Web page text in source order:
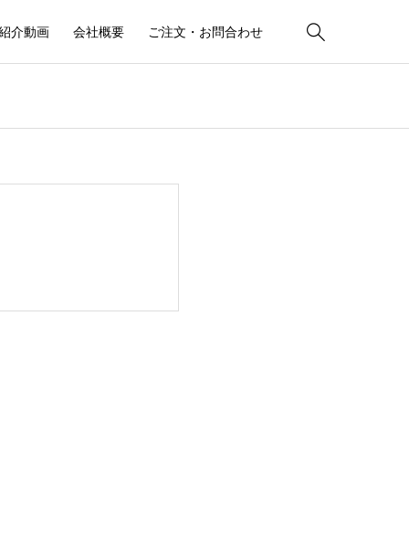
介動画 会社概要 ご注文・お問合わせ 